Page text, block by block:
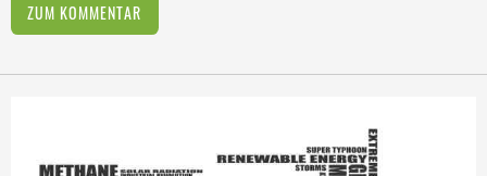
ZUM KOMMENTAR